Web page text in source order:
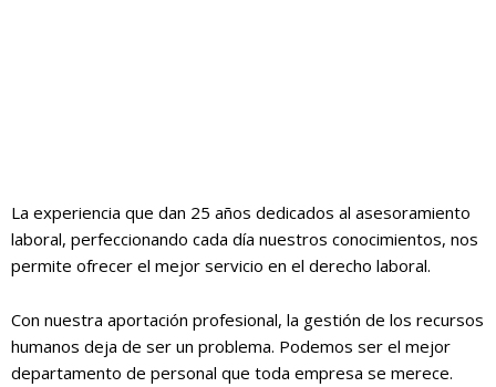
La experiencia que dan 25 años dedicados al asesoramiento
laboral, perfeccionando cada día nuestros conocimientos, nos
permite ofrecer el mejor servicio en el derecho laboral.
Con nuestra aportación profesional, la gestión de los recursos
humanos deja de ser un problema. Podemos ser el mejor
departamento de personal que toda empresa se merece.